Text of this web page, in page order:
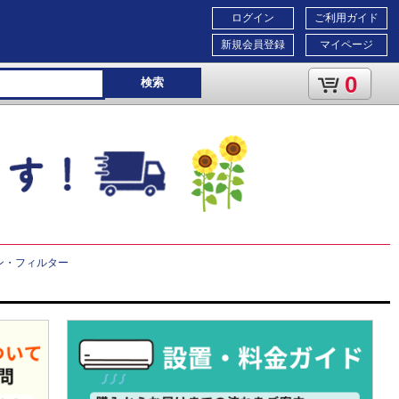
ご利用ガイド
マイページ
ログイン
新規会員登録
検索 0
・フィルター